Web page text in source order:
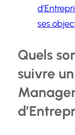
ses
Quels
suivre